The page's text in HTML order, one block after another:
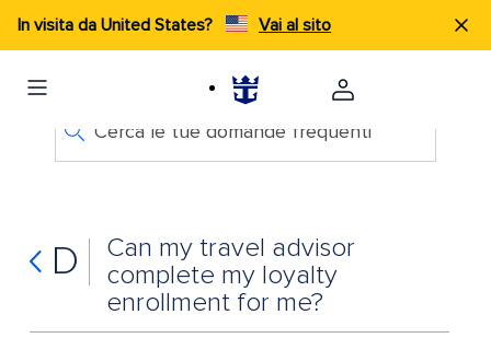
In visita da United States? Vai al sito
Cerca le tue domande frequenti
D
Can my travel advisor
complete my loyalty
enrollment for me?